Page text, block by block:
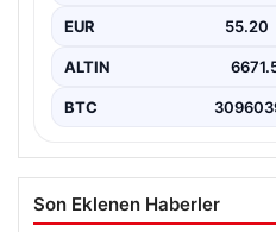
EUR 55.20
ALTIN
BTC
Son Eklenen Haberler